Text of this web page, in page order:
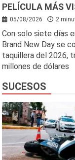
PELÍCULA MÁS
05/08/2026 2
Con solo siete días
Brand New Day se
taquillera del 2026,
millones de dólares
SUCESOS